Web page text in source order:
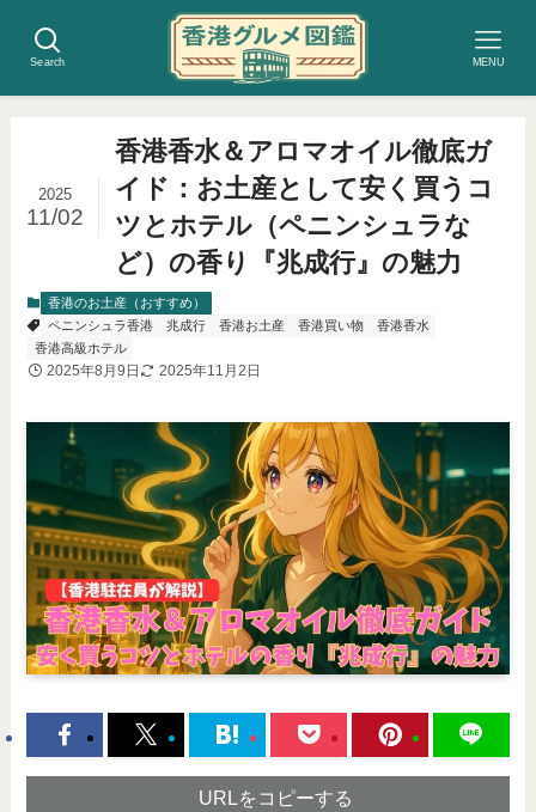
Search MENU
香港香水＆アロマオイル徹底ガ
イド：お土産として安く買うコ
ツとホテル（ペニンシュラな
ど）の香り『兆成行』の魅力
2025
11/02
香港のお土産（おすすめ）
ペニンシュラ香港
兆成行 香港お土産 香港買い物
香港香水
香港高級ホテル
2025年8月9日 2025年11月2日
URLをコピーする